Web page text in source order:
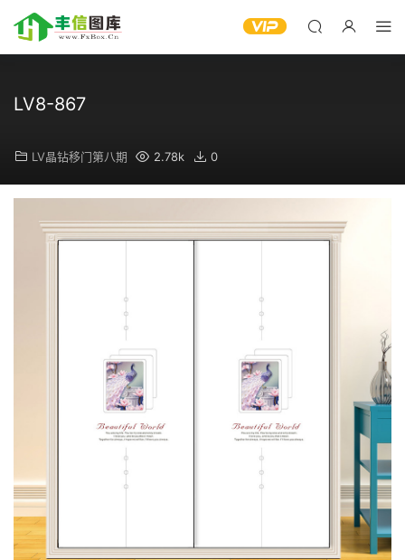
LV8-867
LV晶钻移门第八期 2.78k 0